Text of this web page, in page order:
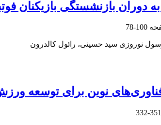
دوران بازنشستگی بازیکنان
100-78
نوروزی سید حسینی، رائول کالدرون
نوین برای توسعه
351-332